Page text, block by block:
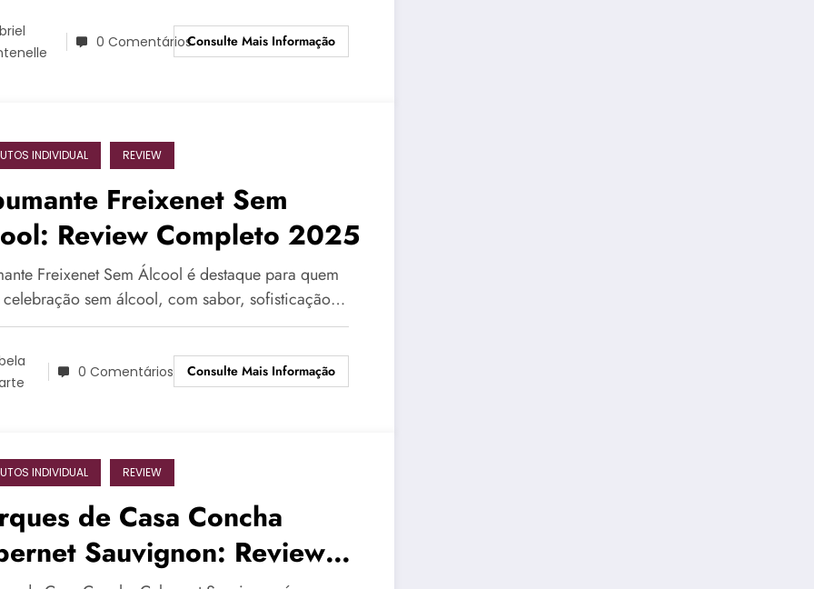
0 ComentáriosConsulte Mais Informação
INDIVIDUAL REVIEW
Freixenet Sem
Review Completo 2025
Freixenet Sem Álcool é destaque para quem
celebração sem álcool, com sabor, sofisticação…
0 Comentários Consulte Mais Informação
INDIVIDUAL REVIEW
de Casa Concha
Sauvignon: Review